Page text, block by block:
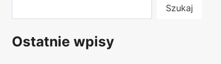
Szukaj
Ostatnie wpisy